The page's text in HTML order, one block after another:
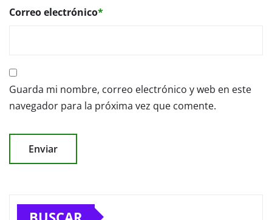
Correo electrónico*
Guarda mi nombre, correo electrónico y web en este
navegador para la próxima vez que comente.